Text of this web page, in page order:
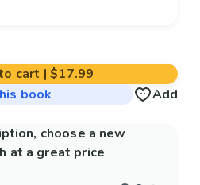
cart |$17.99
book
Add
choose a new
at a great price